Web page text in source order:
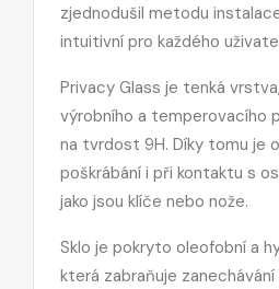
zjednodušil metodu
intuitivní pro každého
Privacy Glass je tenká
výrobního a temperovacího
na tvrdost 9H. Díky tomu je
poškrábání i při kontaktu s
jako jsou klíče nebo nože.
Sklo je pokryto oleofobní a
která zabraňuje